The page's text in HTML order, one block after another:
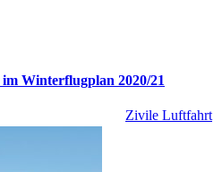
Winterflugplan 2020/21
Zivile Luftfahrt